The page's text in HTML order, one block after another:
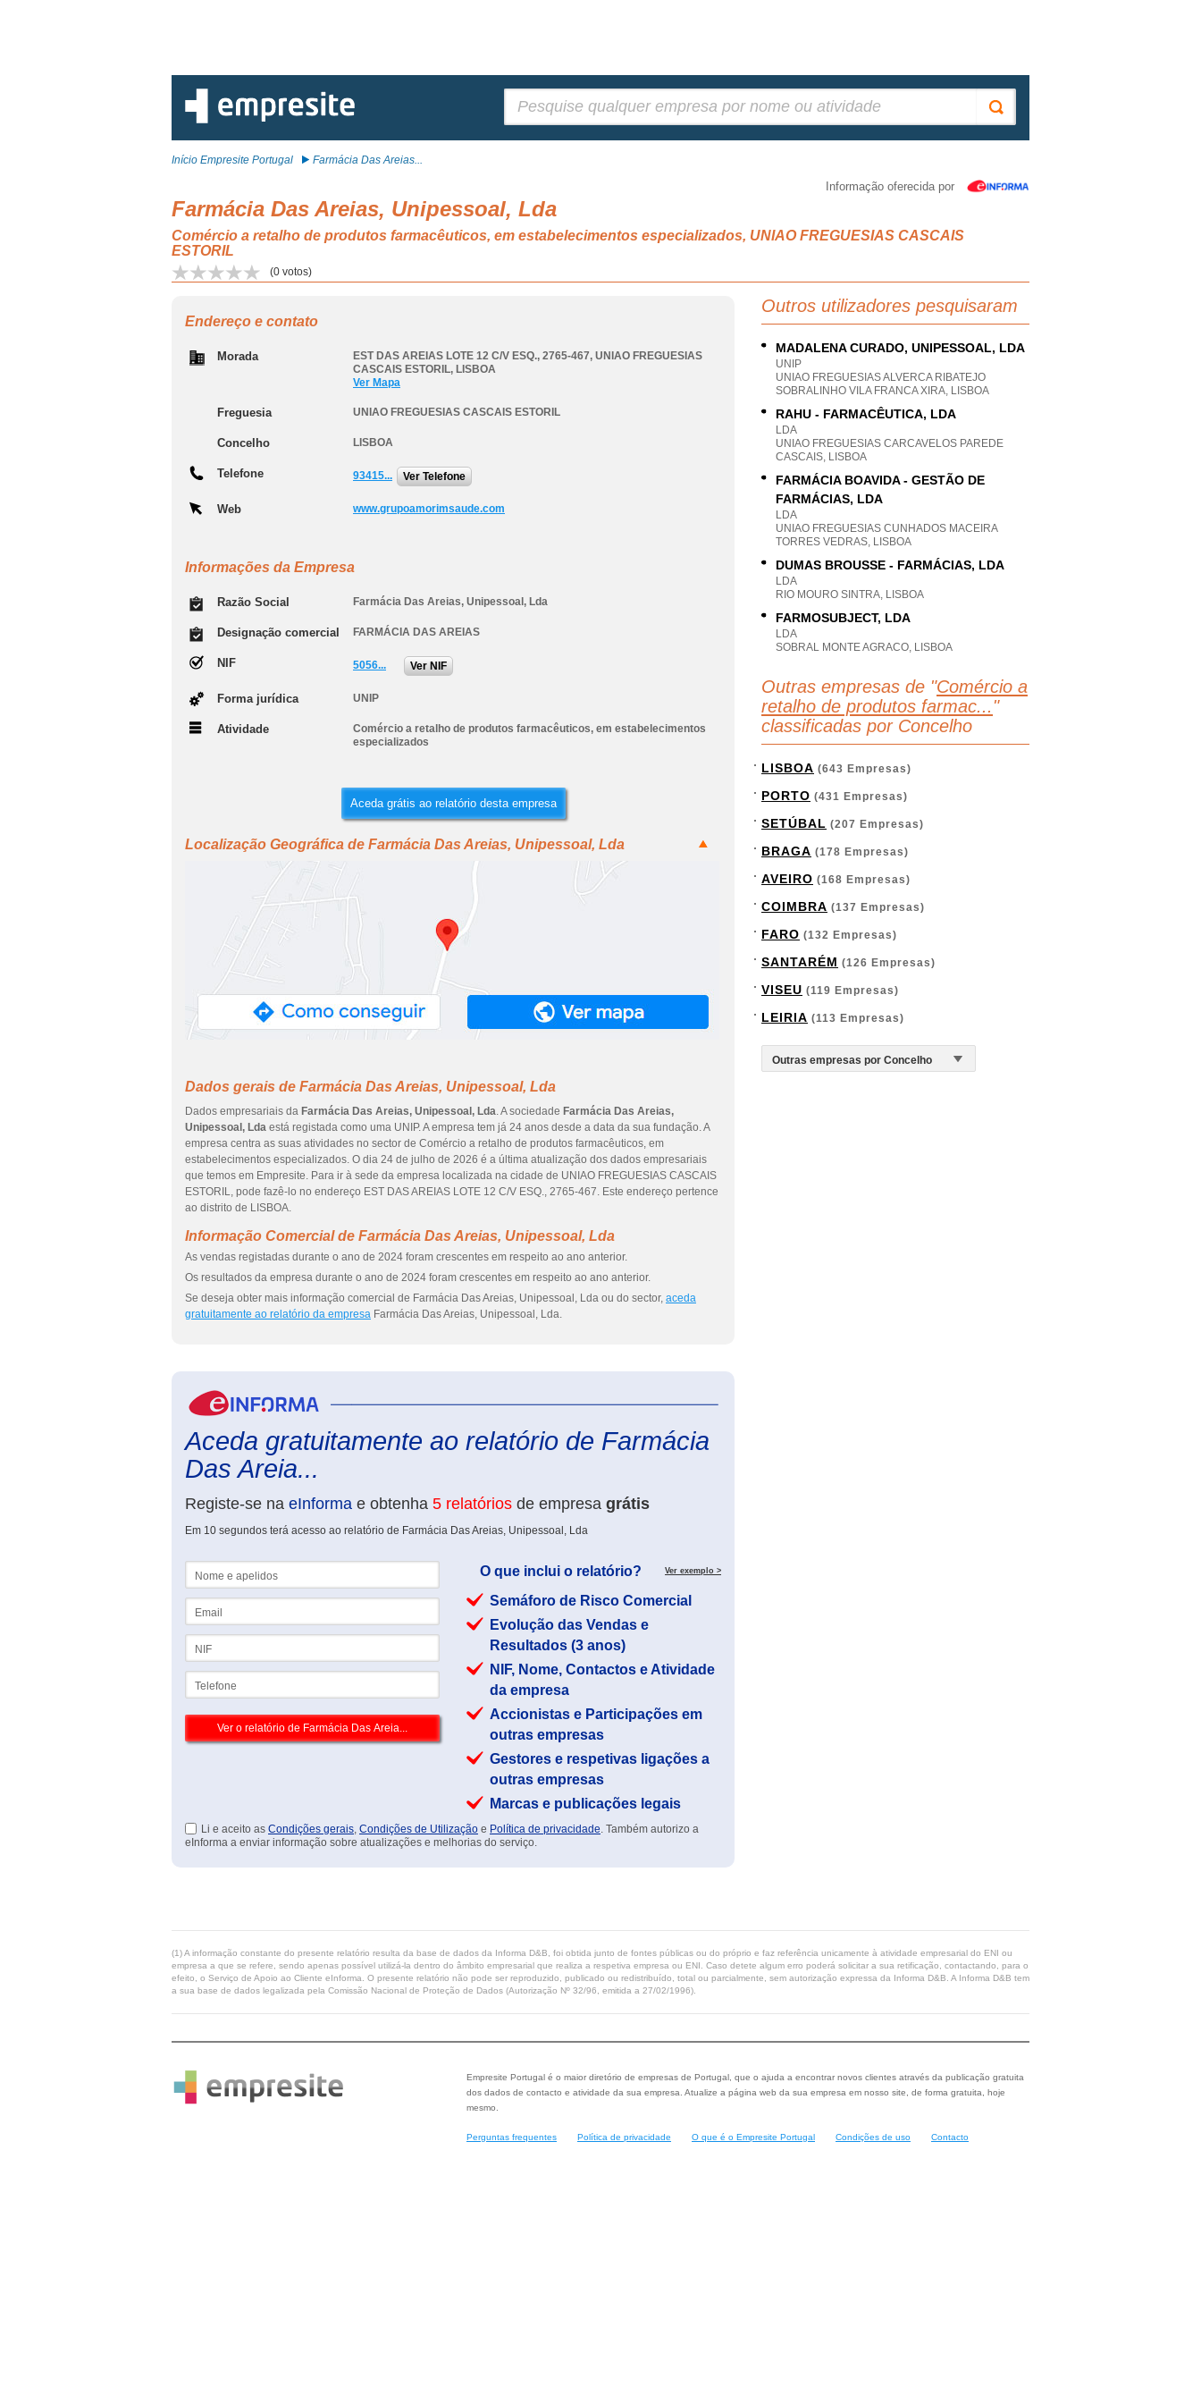
Início Empresite Portugal Farmácia Das Areias...
Informação oferecida por
Farmácia Das Areias, Unipessoal, Lda
Comércio a retalho de produtos farmacêuticos, em estabelecimentos especializados, UNIAO FREGUESIAS CASCAIS
ESTORIL
(0 votos)
Endereço e contato
Morada EST DAS AREIAS LOTE 12 C/V ESQ., 2765-467, UNIAO FREGUESIAS
CASCAIS ESTORIL, LISBOA
Ver Mapa
Freguesia UNIAO FREGUESIAS CASCAIS ESTORIL
Concelho LISBOA
Telefone 93415... Ver Telefone
Web www.grupoamorimsaude.com
Informações da Empresa
Razão Social Farmácia Das Areias, Unipessoal, Lda
Designação comercial FARMÁCIA DAS AREIAS
NIF 5056... Ver NIF
Forma jurídica UNIP
Atividade
Comércio a retalho de produtos farmacêuticos, em estabelecimentos
especializados
Aceda grátis ao relatório desta empresa
Localização Geográfica de Farmácia Das Areias, Unipessoal, Lda
Dados gerais de Farmácia Das Areias, Unipessoal, Lda
Dados empresariais da Farmácia Das Areias, Unipessoal, Lda. A sociedade Farmácia Das Areias,
Unipessoal, Lda está registada como uma UNIP. A empresa tem já 24 anos desde a data da sua fundação. A
empresa centra as suas atividades no sector de Comércio a retalho de produtos farmacêuticos, em
estabelecimentos especializados. O dia 24 de julho de 2026 é a última atualização dos dados empresariais
que temos em Empresite. Para ir à sede da empresa localizada na cidade de UNIAO FREGUESIAS CASCAIS
ESTORIL, pode fazê-lo no endereço EST DAS AREIAS LOTE 12 C/V ESQ., 2765-467. Este endereço pertence
ao distrito de LISBOA.
Informação Comercial de Farmácia Das Areias, Unipessoal, Lda
As vendas registadas durante o ano de 2024 foram crescentes em respeito ao ano anterior.
Os resultados da empresa durante o ano de 2024 foram crescentes em respeito ao ano anterior.
Se deseja obter mais informação comercial de Farmácia Das Areias, Unipessoal, Lda ou do sector, aceda
gratuitamente ao relatório da empresa Farmácia Das Areias, Unipessoal, Lda.
Aceda gratuitamente ao relatório de Farmácia
Das Areia...
Registe-se na eInforma e obtenha 5 relatórios de empresa grátis
Em 10 segundos terá acesso ao relatório de Farmácia Das Areias, Unipessoal, Lda
O que inclui o relatório? Ver exemplo >
Semáforo de Risco Comercial
Evolução das Vendas e
Resultados (3 anos)
NIF, Nome, Contactos e Atividade
da empresa
Accionistas e Participações em
outras empresas
Gestores e respetivas ligações a
outras empresas
Marcas e publicações legais
Li e aceito as Condições gerais, Condições de Utilização e Política de privacidade. Também autorizo a
eInforma a enviar informação sobre atualizações e melhorias do serviço.
Outros utilizadores pesquisaram
MADALENA CURADO, UNIPESSOAL, LDA
UNIP
UNIAO FREGUESIAS ALVERCA RIBATEJO
SOBRALINHO VILA FRANCA XIRA, LISBOA
RAHU - FARMACÊUTICA, LDA
LDA
UNIAO FREGUESIAS CARCAVELOS PAREDE
CASCAIS, LISBOA
FARMÁCIA BOAVIDA - GESTÃO DE
FARMÁCIAS, LDA
LDA
UNIAO FREGUESIAS CUNHADOS MACEIRA
TORRES VEDRAS, LISBOA
DUMAS BROUSSE - FARMÁCIAS, LDA
LDA
RIO MOURO SINTRA, LISBOA
FARMOSUBJECT, LDA
LDA
SOBRAL MONTE AGRACO, LISBOA
Outras empresas de "Comércio a
retalho de produtos farmac... "
classificadas por Concelho
LISBOA (643 Empresas)
PORTO (431 Empresas)
SETÚBAL (207 Empresas)
BRAGA (178 Empresas)
AVEIRO (168 Empresas)
COIMBRA (137 Empresas)
FARO (132 Empresas)
SANTARÉM (126 Empresas)
VISEU (119 Empresas)
LEIRIA (113 Empresas)
(1) A informação constante do presente relatório resulta da base de dados da Informa D&B, foi obtida junto de fontes públicas ou do próprio e faz referência unicamente à atividade empresarial do ENI ou
empresa a que se refere, sendo apenas possível utilizá-la dentro do âmbito empresarial que realiza a respetiva empresa ou ENI. Caso detete algum erro poderá solicitar a sua retificação, contactando, para o
efeito, o Serviço de Apoio ao Cliente eInforma. O presente relatório não pode ser reproduzido, publicado ou redistribuído, total ou parcialmente, sem autorização expressa da Informa D&B. A Informa D&B tem
a sua base de dados legalizada pela Comissão Nacional de Proteção de Dados (Autorização Nº 32/96, emitida a 27/02/1996).
Empresite Portugal é o maior diretório de empresas de Portugal, que o ajuda a encontrar novos clientes através da publicação gratuita
dos dados de contacto e atividade da sua empresa. Atualize a página web da sua empresa em nosso site, de forma gratuita, hoje
mesmo.
Perguntas frequentes Política de privacidade O que é o Empresite Portugal Condições de uso Contacto